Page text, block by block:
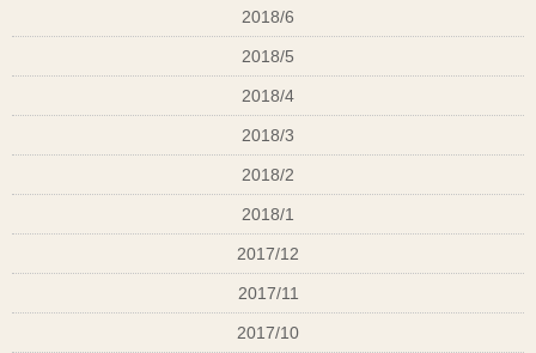
2018/6
2018/5
2018/4
2018/3
2018/2
2018/1
2017/12
2017/11
2017/10